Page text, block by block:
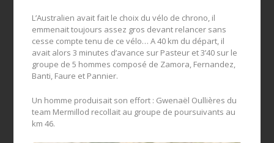
L’Australien avait fait le choix du vélo de chrono, il
emmenait toujours assez gros devant relancer sans
cesse compte tenu de ce vélo… A 40 km du départ, il
avait alors 3 minutes d’avance sur Pasteur et 3’40 sur le
groupe de 5 hommes composé de Zamora, Fernandez,
Banti, Faure et Pannier.
Un homme produisait son effort : Gwenaël Oullières du
team Mermillod recollait au groupe de poursuivants au
km 46.